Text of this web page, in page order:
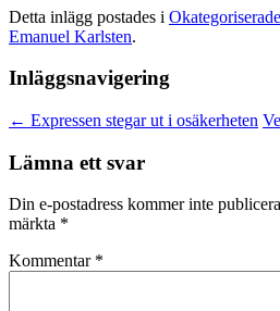
Detta inlägg postades i Okategoriserade
Emanuel Karlsten.
Inläggsnavigering
← Expressen stegar ut i osäkerheten
Lämna ett svar
Din e-postadress kommer inte
märkta *
Kommentar *